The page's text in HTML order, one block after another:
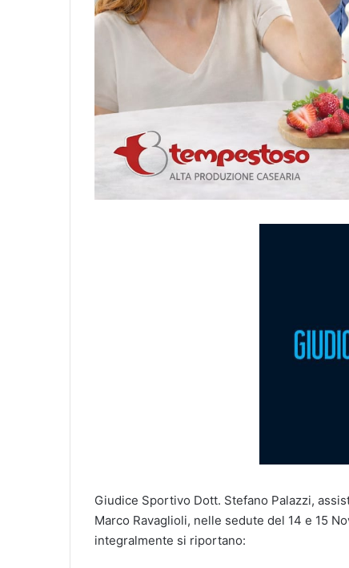
Giudice Sportivo Dott. Stefano Palazzi,
Marco Ravaglioli, nelle sedute del 14 e 15
integralmente si riportano: